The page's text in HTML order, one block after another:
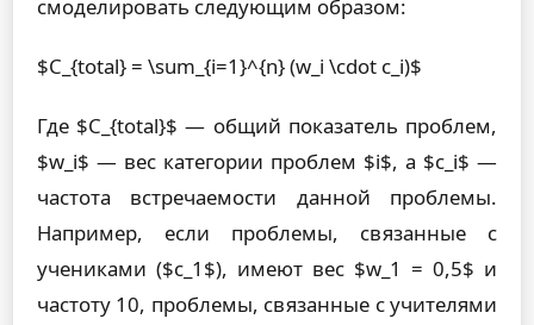
смоделировать следующим образом:
$C_{total} = \sum_{i=1}^{n} (w_i \cdot c_i)$
Где $C_{total}$ — общий показатель проблем,
$w_i$ — вес категории проблем $i$, а $c_i$ —
частота встречаемости данной проблемы.
Например, если проблемы, связанные с
учениками ($c_1$), имеют вес $w_1 = 0,5$ и
частоту 10, проблемы, связанные с учителями